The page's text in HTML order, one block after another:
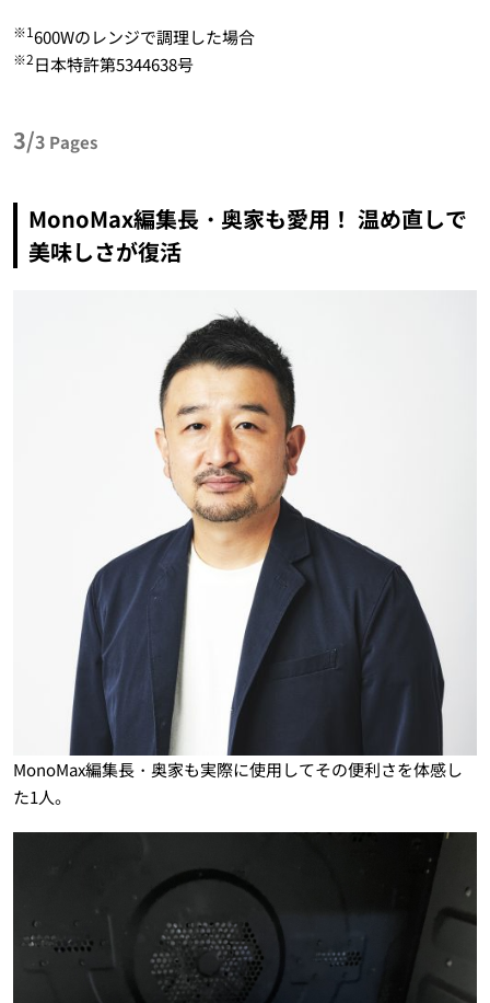
※1600Wのレンジで調理した場合
※2日本特許第5344638号
3/3 Pages
MonoMax編集長・奥家も愛用！ 温め直しで
美味しさが復活
MonoMax編集長・奥家も実際に使用してその便利さを体感し
た1人。